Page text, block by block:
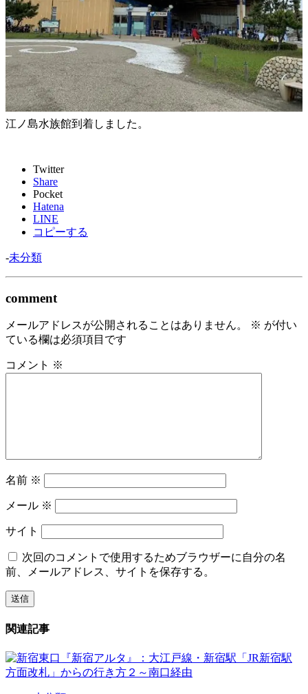
江ノ島水族館到着しました。
Twitter
Share
Pocket
Hatena
LINE
コピーする
-未分類
comment
メールアドレスが公開されることはありません。 ※ が付い
ている欄は必須項目です
コメント ※
名前 ※
メール ※
サイト
次回のコメントで使用するためブラウザーに自分の名
前、メールアドレス、サイトを保存する。
関連記事